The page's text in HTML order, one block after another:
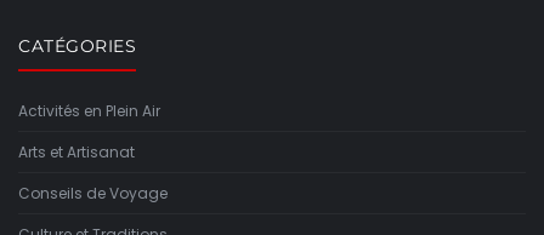
CATÉGORIES
Activités en Plein Air
Arts et Artisanat
Conseils de Voyage